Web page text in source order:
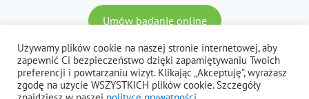
Umów badanie online
© 2026 Voxel S.A. Wszystkie prawa zastrzeżone.
Polityka prywatności i cookies, dane osobowe
Używamy plików cookie na naszej stronie internetowej, aby
zapewnić Ci bezpieczeństwo dzięki zapamiętywaniu Twoich
preferencji i powtarzaniu wizyt. Klikając „Akceptuję”, wyrażasz
zgodę na użycie WSZYSTKICH plików cookie. Szczegóły